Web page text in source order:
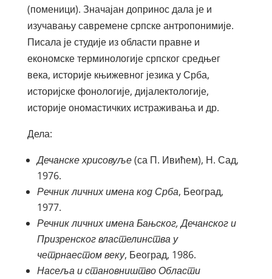
(поменици). Значајан допринос дала је и
изучавању савремене српске антропонимије.
Писала је студије из области правне и
економске терминологије српског средњег
века, историје књижевног језика у Срба,
историјске фонологије, дијалектологије,
историје ономастичких истраживања и др.
Дела:
Дечанске хрисовуље(са П. Ивићем), Н. Сад,
1976.
Речник личних имена код Срба, Београд,
1977.
Речник личних имена Бањског, Дечанског и
Призренског властелинства у
четрнаестом веку, Београд, 1986.
Насеља и становништво Области